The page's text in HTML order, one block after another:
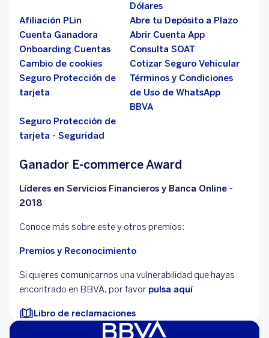
Dólares
Afiliación PLin
Abre tu Depósito a Plazo
Cuenta Ganadora
Abrir Cuenta App
Onboarding Cuentas
Consulta SOAT
Cambio de cookies
Cotizar Seguro Vehicular
Seguro Protección de
tarjeta
Términos y Condiciones
de Uso de WhatsApp
BBVA
Seguro Protección de
tarjeta - Seguridad
Ganador E-commerce Award
Líderes en Servicios Financieros y Banca Online -
2018
Conoce más sobre este y otros premios:
Premios y Reconocimiento
Si quieres comunicarnos una vulnerabilidad que hayas
encontrado en BBVA, por favor pulsa aquí
Libro de reclamaciones